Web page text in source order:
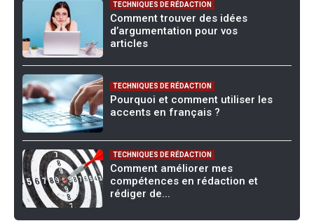
TECHNIQUES DE RÉDACTION
Comment trouver des idées
d’argumentation pour vos
articles
TECHNIQUES DE RÉDACTION
Pourquoi et comment utiliser les
accents en français ?
TECHNIQUES DE RÉDACTION
Comment améliorer mes
compétences en rédaction et
rédiger de...